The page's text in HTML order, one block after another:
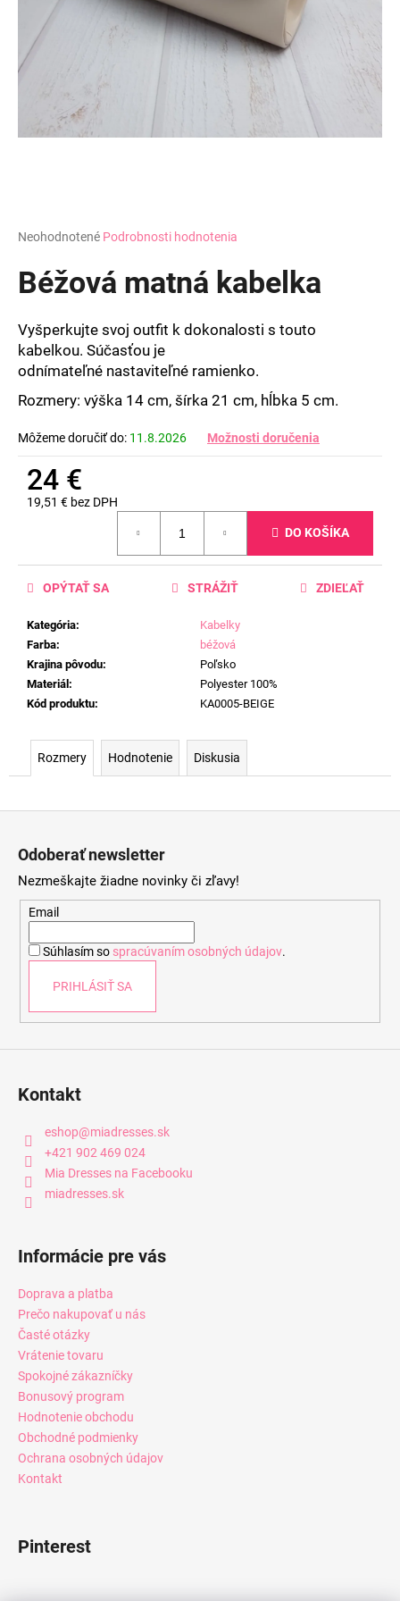
Priemerné
produktu
je
5
hviezdičiek.
Neohodnotené Podrobnosti hodnotenia
Béžová matná kabelka
Vyšperkujte svoj outfit k dokonalosti s touto
kabelkou. Súčasťou je
odnímateľné nastaviteľné ramienko.
Rozmery: výška 14 cm, šírka 21 cm, hĺbka 5 cm.
Môžeme doručiť do: 11.8.2026 Možnosti doručenia
24 €
19,51 € bez DPH
DO KOŠÍKA
Kategória:
Kabelky
Farba:
béžová
Krajina pôvodu:
Poľsko
Materiál:
Polyester 100%
Kód produktu: KA0005-BEIGE
OPÝTAŤ SA STRÁŽIŤ ZDIEĽAŤ
Rozmery Hodnotenie Diskusia
s
O
p
o
r
ú
č
m
e
Odoberať newsletter
Nezmeškajte žiadne novinky či zľavy!
Email
Súhlasím so spracúvaním osobných údajov.
PRIHLÁSIŤ SA
Kontakt
eshop@miadresses.sk
+421 902 469 024
Mia Dresses na Facebooku
miadresses.sk
Informácie pre vás
Doprava a platba
Prečo nakupovať u nás
Časté otázky
Vrátenie tovaru
Spokojné zákazníčky
Bonusový program
Hodnotenie obchodu
Obchodné podmienky
Ochrana osobných údajov
Kontakt
Pinterest